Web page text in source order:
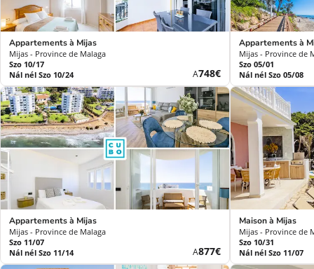
Appartements à Mijas
Mijas - Province de Malaga
Szo 10/17
Nál nél Szo 10/24
AÚj
ár
748€
Appartements à
Mijas - Province de
Szo 05/01
Nál nél Szo 05/08
Appartements à Mijas
Mijas - Province de Malaga
Szo 11/07
Nál nél Szo 11/14
AÚj
ár
877€
Maison à Mijas
Mijas - Province de
Szo 10/31
Nál nél Szo 11/07